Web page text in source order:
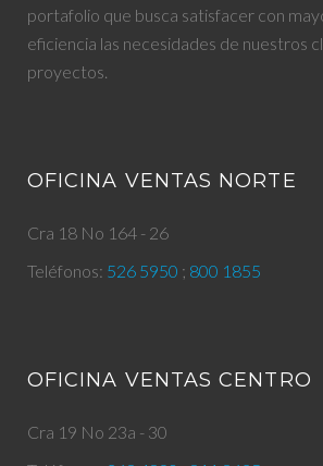
portafolio que busca satisfacer con
eficiencia las necesidades de nuestros
proyectos.
OFICINA VENTAS NORTE
Cra 18 No 164 - 26
Teléfonos: 526 5950 ; 800 1855
OFICINA VENTAS CENTRO
Cra 19 No 23a - 30